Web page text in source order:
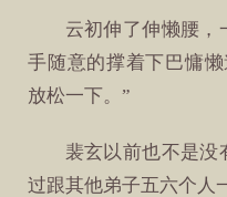
云初伸了伸懒腰，
手随意的撑着下巴慵
放松一下。”
裴玄以前也不是没
过跟其他弟子五六个人